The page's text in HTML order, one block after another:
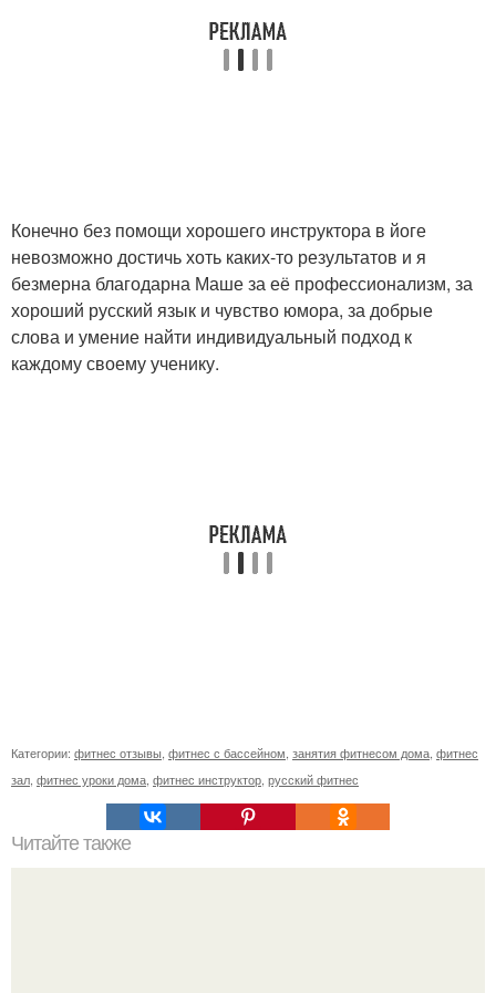
Конечно без помощи хорошего инструктора в йоге
невозможно достичь хоть каких-то результатов и я
безмерна благодарна Маше за её профессионализм, за
хороший русский язык и чувство юмора, за добрые
слова и умение найти индивидуальный подход к
каждому своему ученику.
Категории: фитнес отзывы фитнес с бассейном занятия фитнесом дома фитнес
зал фитнес уроки дома фитнес инструктор русский фитнес
Читайте также